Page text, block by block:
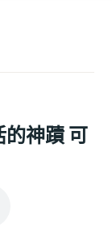
的神蹟 可